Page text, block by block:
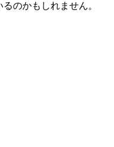
のかもしれません。